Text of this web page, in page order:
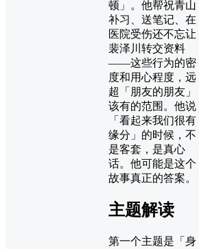
顿」。他帮祝青山
补习、送笔记、在
医院受伤还不忘让
裴泽川转交资料
——这些行为的密
度和用心程度，远
超「朋友的朋友」
该有的范围。他说
「看起来我们很有
缘分」的时候，不
是客套，是真心
话。他可能是这个
故事真正的答案。
主题解读
第一个主题是「身